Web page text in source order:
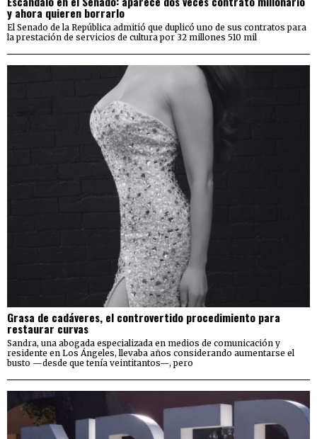
y ahora quieren borrarlo
El Senado de la República admitió que duplicó uno de sus contratos para
la prestación de servicios de cultura por 32 millones 510 mil
Grasa de cadáveres, el controvertido procedimiento para
restaurar curvas
Sandra, una abogada especializada en medios de comunicación y
residente en Los Ángeles, llevaba años considerando aumentarse el
busto —desde que tenía veintitantos—, pero